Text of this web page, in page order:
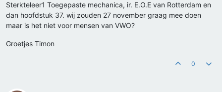
Sterkteleer1 Toegepaste mechanica, ir. E.O.E van Rotterdam en
dan hoofdstuk 37. wij zouden 27 november graag mee doen
maar is het niet voor mensen van VWO?
Groetjes Timon
0